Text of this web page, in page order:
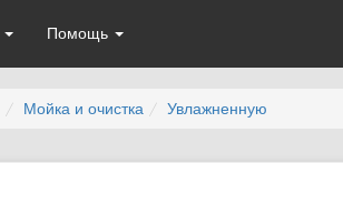
Помощь
Мойка и очистка Увлажненную